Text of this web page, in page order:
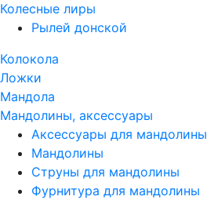
Колесные лиры
Рылей донской
Колокола
Ложки
Мандола
Мандолины, аксессуары
Аксессуары для мандолины
Мандолины
Струны для мандолины
Фурнитура для мандолины